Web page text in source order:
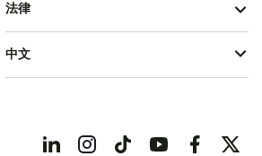
法律
中文